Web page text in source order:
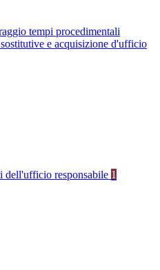
tempi procedimentali
e acquisizione d'ufficio
dell'ufficio responsabile 1